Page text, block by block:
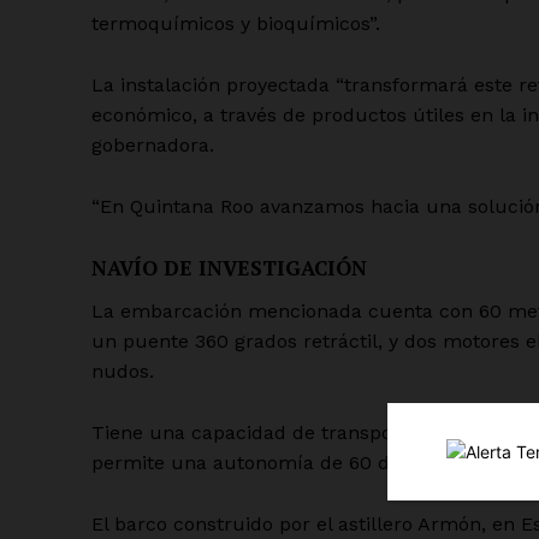
Del
termoquímicos y bioquímicos”.
La instalación proyectada “transformará este
económico, a través de productos útiles en la
gobernadora.
“En Quintana Roo avanzamos hacia una
NAVÍO DE INVESTIGACIÓN
La embarcación mencionada cuenta con 60
un puente 360 grados retráctil, y dos motores
nudos.
Tiene una capacidad de transportar 450 mil
permite una autonomía de 60 días para 18
El barco construido por el astillero Armón, en